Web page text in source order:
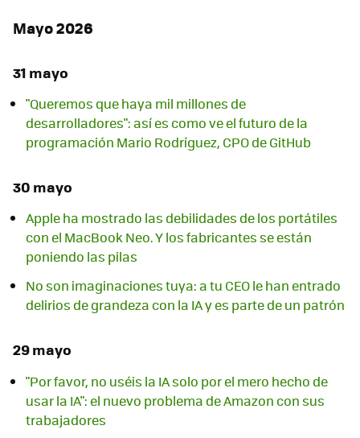
Mayo 2026
31 mayo
"Queremos que haya mil millones de
desarrolladores": así es como ve el futuro de la
programación Mario Rodríguez, CPO de GitHub
30 mayo
Apple ha mostrado las debilidades de los portátiles
con el MacBook Neo. Y los fabricantes se están
poniendo las pilas
No son imaginaciones tuya: a tu CEO le han entrado
delirios de grandeza con la IA y es parte de un patrón
29 mayo
"Por favor, no uséis la IA solo por el mero hecho de
usar la IA": el nuevo problema de Amazon con sus
trabajadores